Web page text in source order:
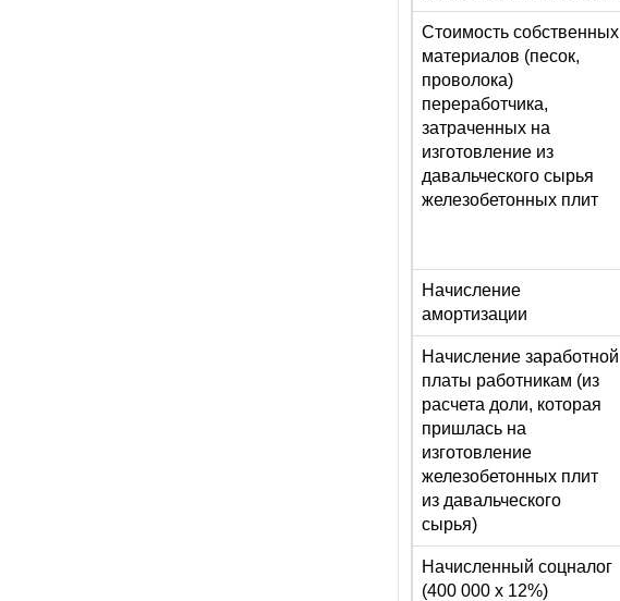
Стоимость собственных
материалов (песок,
проволока)
переработчика,
затраченных на
изготовление из
давальческого сырья
железобетонных плит
Начисление
амортизации
Начисление заработной
платы работникам (из
расчета доли, которая
пришлась на
изготовление
железобетонных плит
из давальческого
сырья)
Начисленный соцналог
(400 000 х 12%)